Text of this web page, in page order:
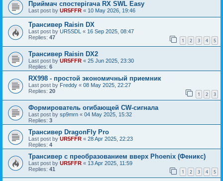
Приймач спостерігача RX SWL Easy
Last post by UR5FFR « 10 May 2026, 19:46
Трансивер Raisin DX
Last post by UR5SDL « 16 Sep 2025, 08:47
Replies: 47 1 2 3 4 5
Трансивер Raisin DX2
Last post by UR5FFR « 25 Jun 2025, 23:30
Replies: 6
RX998 - простой экономичный приемник
Last post by Freddy « 08 May 2025, 22:27
Replies: 20 1 2 3
Формирователь огибающей CW-сигнала
Last post by sp9mrn « 04 May 2025, 15:32
Replies: 3
Трансивер DragonFly Pro
Last post by UR5FFR « 28 Apr 2025, 22:23
Replies: 4
Трансивер с преобразованием вверх Phoenix (Феникс)
Last post by UR5FFR « 13 Apr 2025, 11:59
Replies: 41 1 2 3 4 5